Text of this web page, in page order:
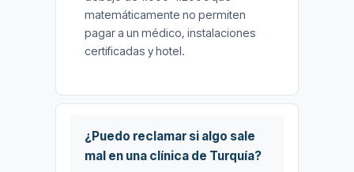
matemáticamente no permiten
pagar a un médico, instalaciones
certificadas y hotel.
¿Puedo reclamar si algo sale
mal en una clínica de Turquía?